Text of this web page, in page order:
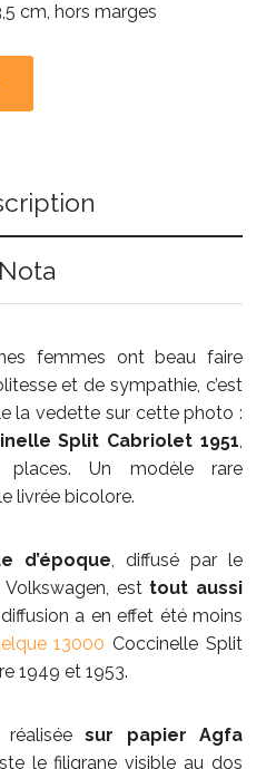
cm, hors marges
Nota
femmes ont beau faire
et de sympathie, c’est
la vedette sur cette photo :
Split Cabriolet 1951,
places. Un modèle rare
livrée bicolore.
d’époque, diffusé par le
est tout aussi
a en effet été moins
13000 Coccinelle Split
1949 et 1953.
réaliséesur papier Agfa
le filigrane visible au dos